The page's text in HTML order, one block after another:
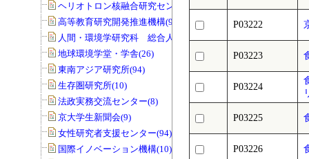
ヘリオトロン核融合研究センター(8)
高等教育研究開発推進機構(99)
人間・環境学研究科 総合人間学部(28)
地球環境学堂・学舎(26)
東南アジア研究所(94)
生存圏研究所(10)
法政実務交流センター(8)
京大学生新聞会(9)
女性研究者支援センター(94)
国際イノベーション機構(10)
P03222
P03223
P03224
P03225
P03226